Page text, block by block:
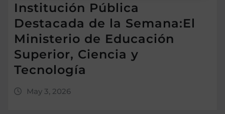
Institución Pública
Destacada de la Semana:El
Ministerio de Educación
Superior, Ciencia y
Tecnología
May 3, 2026